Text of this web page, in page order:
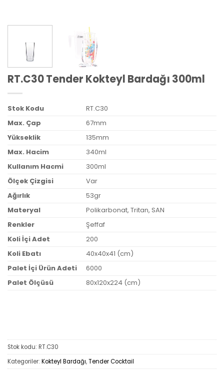
RT.C30 Tender Kokteyl Bardağı 300ml
Stok Kodu
RT.C30
Max. Çap
67mm
Yükseklik
135mm
Max. Hacim
340ml
Kullanım Hacmi
300ml
Ölçek Çizgisi
Var
Ağırlık
53gr
Materyal
Polikarbonat, Tritan, SAN
Renkler
Şeffaf
Koli İçi Adet
200
Koli Ebatı
40x40x41 (cm)
Palet İçi Ürün Adeti
6000
Palet Ölçüsü
80x120x224 (cm)
Stok kodu: RT.C30
Kategoriler: Kokteyl Bardağı,Tender Cocktail